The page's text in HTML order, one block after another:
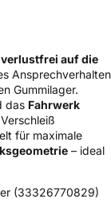
auf die
Ansprechverhalten
Gummilager.
das Fahrwerk
für maximale
– ideal
(33326770829)